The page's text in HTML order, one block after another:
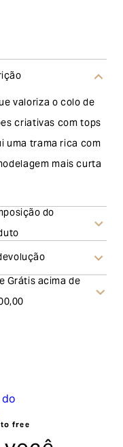
valoriza o colo de
criativas com tops
uma trama rica com
mais curta
do
do processo de
para efetuar
Grátis acima de
free